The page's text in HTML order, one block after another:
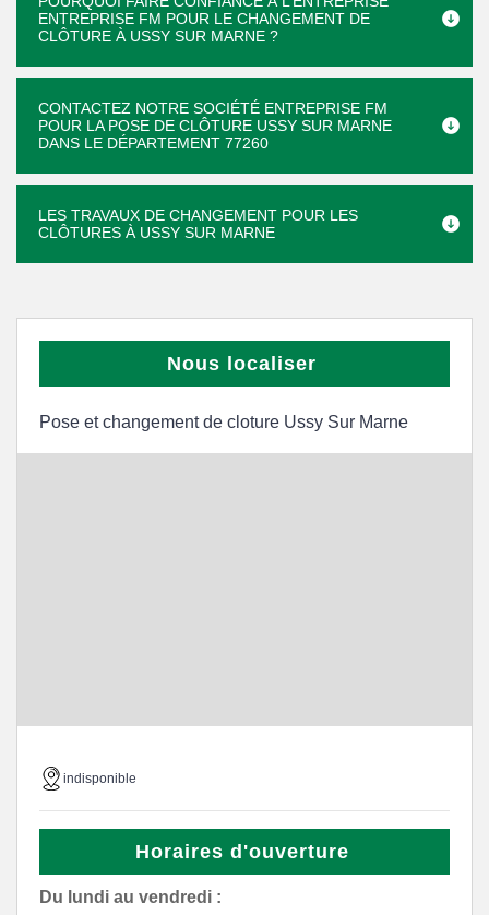
ENTREPRISE FM POUR LE CHANGEMENT DE
CLÔTURE À USSY SUR MARNE ?
CONTACTEZ NOTRE SOCIÉTÉ ENTREPRISE FM
POUR LA POSE DE CLÔTURE USSY SUR MARNE
DANS LE DÉPARTEMENT 77260
LES TRAVAUX DE CHANGEMENT POUR LES
CLÔTURES À USSY SUR MARNE
Nous localiser
Pose et changement de cloture Ussy Sur Marne
indisponible
Horaires d'ouverture
Du lundi au vendredi :